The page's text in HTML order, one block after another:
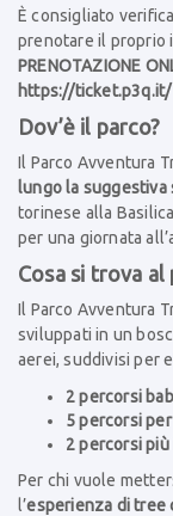
È consigliato
prenotare il proprio
PRENOTAZIONE
https://ticket.p3q.it/
Dov’è il parco?
Il Parco Avventura
lungo la suggestiva
torinese alla
per una giornata
Cosa si trova al
Il Parco Avventura
sviluppati in un
aerei, suddivisi per
2 percorsi
5 percorsi
2 percorsi
Per chi vuole
l’esperienza di tree